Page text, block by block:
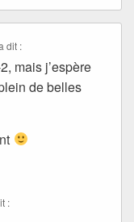
dit :
mais j’espère
de belles
: